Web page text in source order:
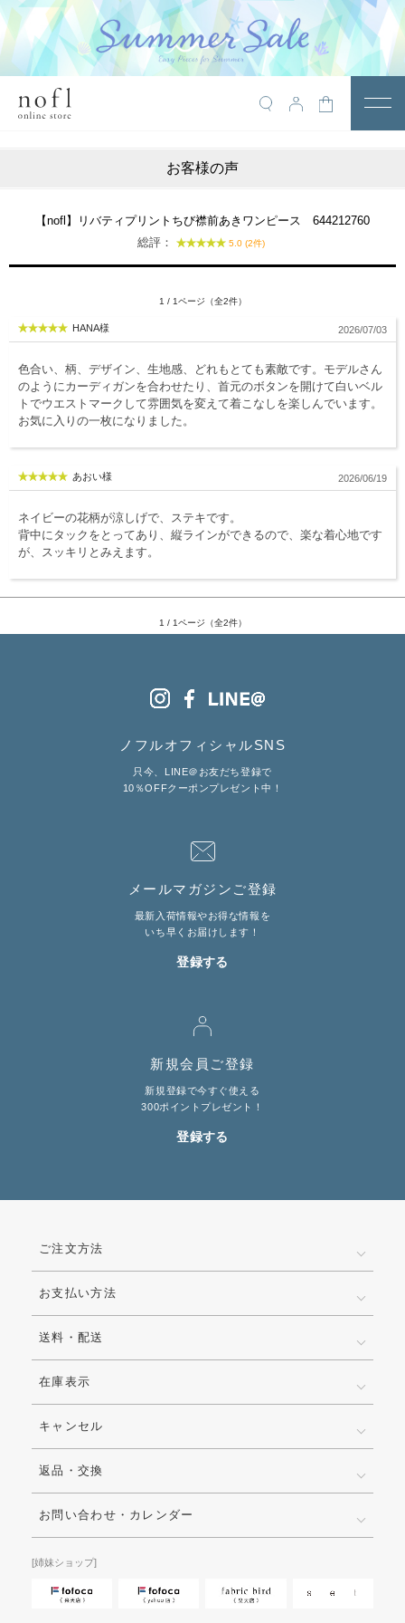
￥10,800税込以上で送料無料
アウター
ワンピース
レギンス・インナー
服飾雑貨
SALE ITEM
福袋
ブランド
マイページ
ご利用について
実店舗のご案内
FOLLOW US ON
LINE@お友だち登録で
brand site
お客様の声
【nofl】リバティプリントちび襟前あきワンピース 644212760
総評：
5.0 (2件)
1 / 1ページ（全2件）
HANA様 2026/07/03
色合い、柄、デザイン、生地感、どれもとても素敵です。モデルさん
のようにカーディガンを合わせたり、首元のボタンを開けて白いベル
トでウエストマークして雰囲気を変えて着こなしを楽しんでいます。
お気に入りの一枚になりました。
あおい様 2026/06/19
ネイビーの花柄が涼しげで、ステキです。
背中にタックをとってあり、縦ラインができるので、楽な着心地です
が、スッキリとみえます。
1 / 1ページ（全2件）
ノフルオフィシャルSNS
只今、LINE＠お友だち登録で
10％OFFクーポンプレゼント中！
メールマガジンご登録
最新入荷情報やお得な情報を
いち早くお届けします！
登録する
新規会員ご登録
新規登録で今すぐ使える
300ポイントプレゼント！
登録する
ご注文方法
お支払い方法
送料・配送
在庫表示
キャンセル
返品・交換
お問い合わせ・カレンダー
[姉妹ショップ]